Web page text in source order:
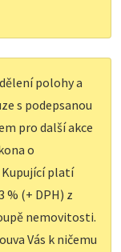
polohy a
s podepsanou
pro další akce
o
platí
% (+ DPH) z
nemovitosti.
Vás k ničemu